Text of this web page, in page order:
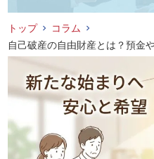
トップ
コラム
自己破産の自由財産とは？預金